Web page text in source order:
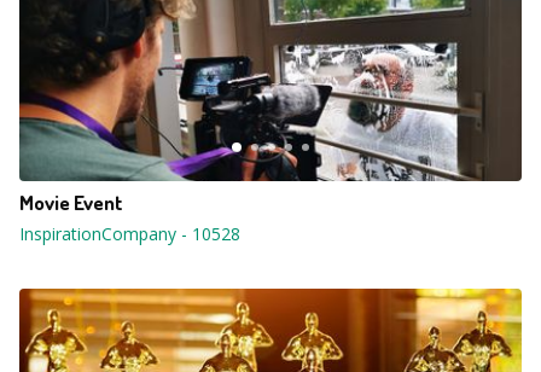
Movie Event
InspirationCompany - 10528